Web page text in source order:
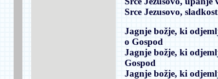
Srce Jezusovo,
Jagnje božje, ki
o Gospod
Jagnje božje, ki
Gospod
Jagnje božje, ki